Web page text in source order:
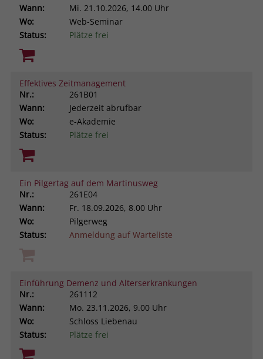
Wann: Mi. 21.10.2026, 14.00 Uhr
Wo:
Web-Seminar
Status:
Plätze frei
Effektives Zeitmanagement
Nr.:
261B01
Wann:
Jederzeit abrufbar
Wo:
e-Akademie
Status:
Plätze frei
Ein Pilgertag auf dem Martinusweg
Nr.:
261E04
Wann:
Fr. 18.09.2026, 8.00 Uhr
Wo:
Pilgerweg
Status:
Anmeldung auf Warteliste
Einführung Demenz und Alterserkrankungen
Nr.:
261112
Wann:
Mo. 23.11.2026, 9.00 Uhr
Wo:
Schloss Liebenau
Status:
Plätze frei